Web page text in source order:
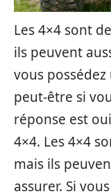
Les 4×4 sont
ils peuvent
vous
peut-être si
réponse est
4×4. Les 4×4
mais ils
assurer. Si